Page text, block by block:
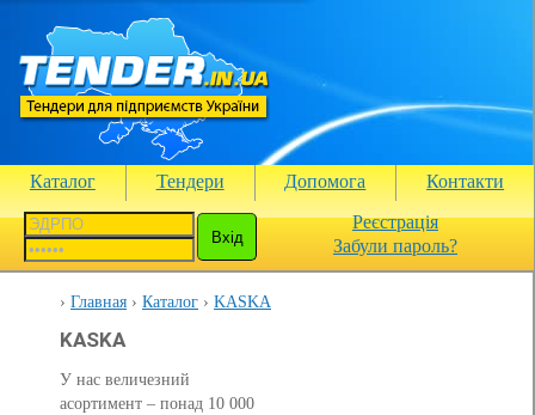
Каталог Тендери Допомога
Контакти
Реєстрація
Забули пароль?
Главная Каталог KASKA
KASKA
У нас величезний
асортимент – понад 10 000